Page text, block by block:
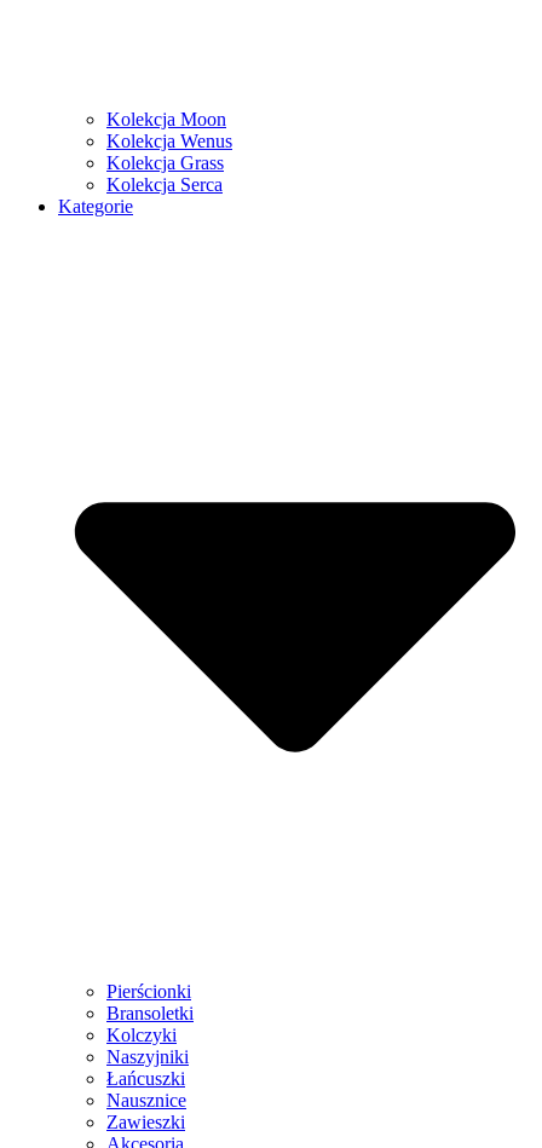
Kolekcja Moon
Kolekcja Wenus
Kolekcja Grass
Kolekcja Serca
Kategorie
Pierścionki
Bransoletki
Kolczyki
Naszyjniki
Łańcuszki
Nausznice
Zawieszki